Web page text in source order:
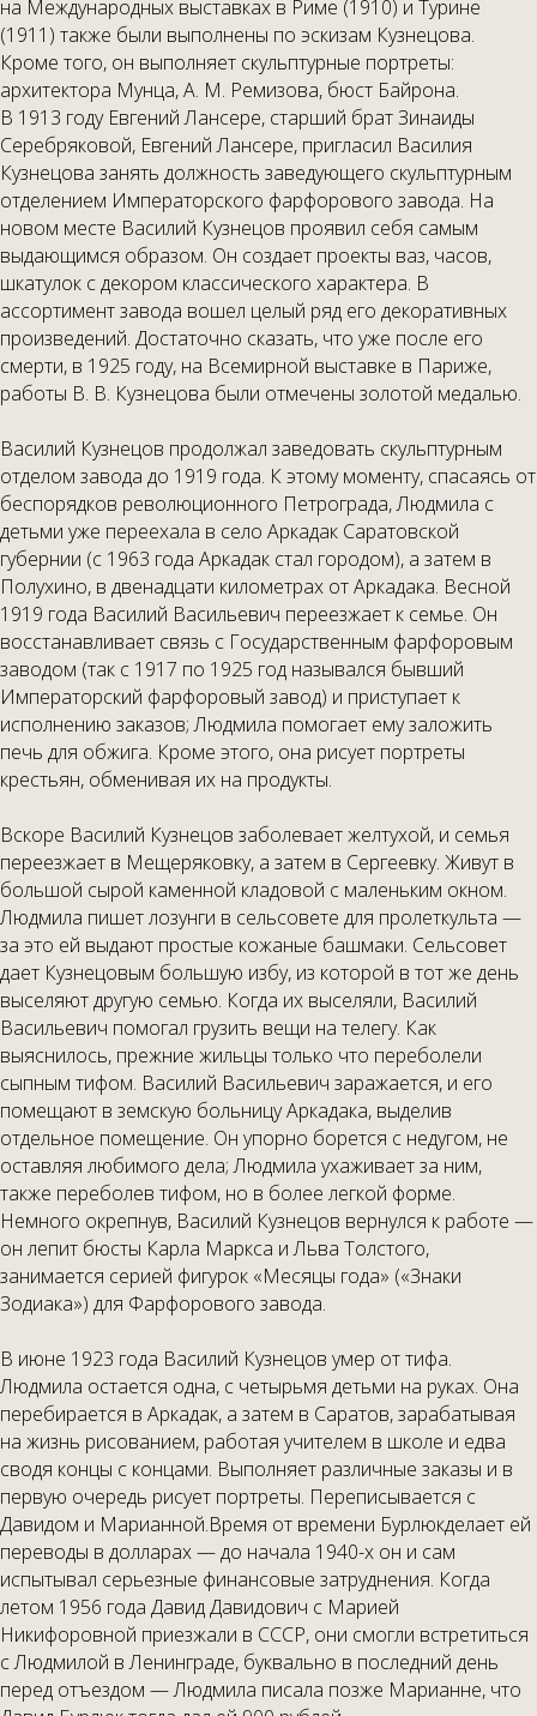
на Международных выставках в Риме (1910) и Турине
(1911) также были выполнены по эскизам Кузнецова.
Кроме того, он выполняет скульптурные портреты:
архитектора Мунца, А. М. Ремизова, бюст Байрона.
В 1913 году Евгений Лансере, старший брат Зинаиды
Серебряковой, Евгений Лансере, пригласил Василия
Кузнецова занять должность заведующего скульптурным
отделением Императорского фарфорового завода. На
новом месте Василий Кузнецов проявил себя самым
выдающимся образом. Он создает проекты ваз, часов,
шкатулок с декором классического характера. В
ассортимент завода вошел целый ряд его декоративных
произведений. Достаточно сказать, что уже после его
смерти, в 1925 году, на Всемирной выставке в Париже,
работы В. В. Кузнецова были отмечены золотой медалью.
Василий Кузнецов продолжал заведовать скульптурным
отделом завода до 1919 года. К этому моменту, спасаясь от
беспорядков революционного Петрограда, Людмила с
детьми уже переехала в село Аркадак Саратовской
губернии (с 1963 года Аркадак стал городом), а затем в
Полухино, в двенадцати километрах от Аркадака. Весной
1919 года Василий Васильевич переезжает к семье. Он
восстанавливает связь с Государственным фарфоровым
заводом (так с 1917 по 1925 год назывался бывший
Императорский фарфоровый завод) и приступает к
исполнению заказов; Людмила помогает ему заложить
печь для обжига. Кроме этого, она рисует портреты
крестьян, обменивая их на продукты.
Вскоре Василий Кузнецов заболевает желтухой, и семья
переезжает в Мещеряковку, а затем в Сергеевку. Живут в
большой сырой каменной кладовой с маленьким окном.
Людмила пишет лозунги в сельсовете для пролеткульта —
за это ей выдают простые кожаные башмаки. Сельсовет
дает Кузнецовым большую избу, из которой в тот же день
выселяют другую семью. Когда их выселяли, Василий
Васильевич помогал грузить вещи на телегу. Как
выяснилось, прежние жильцы только что переболели
сыпным тифом. Василий Васильевич заражается, и его
помещают в земскую больницу Аркадака, выделив
отдельное помещение. Он упорно борется с недугом, не
оставляя любимого дела; Людмила ухаживает за ним,
также переболев тифом, но в более легкой форме.
Немного окрепнув, Василий Кузнецов вернулся к работе —
он лепит бюсты Карла Маркса и Льва Толстого,
занимается серией фигурок «Месяцы года» («Знаки
Зодиака») для Фарфорового завода.
В июне 1923 года Василий Кузнецов умер от тифа.
Людмила остается одна, с четырьмя детьми на руках. Она
перебирается в Аркадак, а затем в Саратов, зарабатывая
на жизнь рисованием, работая учителем в школе и едва
сводя концы с концами. Выполняет различные заказы и в
первую очередь рисует портреты. Переписывается с
Давидом и Марианной.Время от времени Бурлюкделает ей
переводы в долларах — до начала 1940-х он и сам
испытывал серьезные финансовые затруднения. Когда
летом 1956 года Давид Давидович с Марией
Никифоровной приезжали в СССР, они смогли встретиться
с Людмилой в Ленинграде, буквально в последний день
перед отъездом — Людмила писала позже Марианне, что